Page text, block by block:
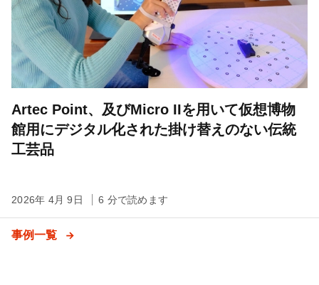
Artec Point、及びMicro IIを用いて仮想博物
館用にデジタル化された掛け替えのない伝統
工芸品
2026年 4月 9日 6 分で読めます
事例一覧